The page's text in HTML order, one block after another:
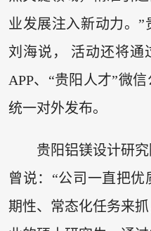
业发展注入新动力。
刘海说， 活动还将通
APP、“贵阳人才”微
统一对外发布。
贵阳铝镁设计研
曾说：“公司一直把
期性、常态化任务来